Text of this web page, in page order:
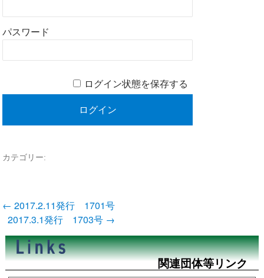
パスワード
ログイン状態を保存する
カテゴリー:
投
稿
ナ
ビ
ゲ
ー
シ
← 2017.2.11発行 1701号
2017.3.1発行 1703号 →
関連団体等リンク